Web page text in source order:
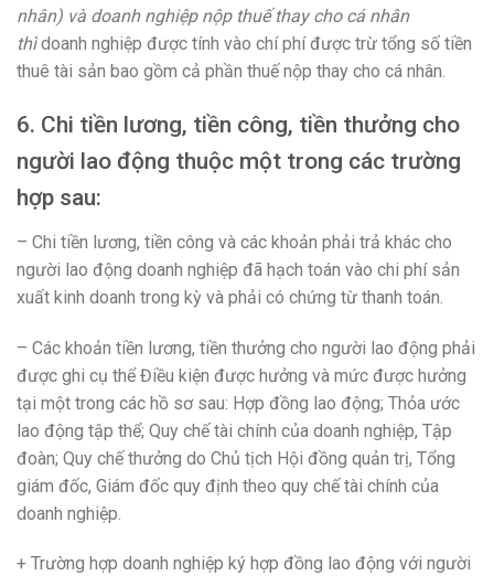
nhân) và doanh nghiệp nộp thuế thay cho cá nhân
thìdoanh nghiệp được tính vào chí phí được trừ tổng số tiền
thuê tài sản bao gồm cả phần thuế nộp thay cho cá nhân.
6. Chi tiền lương, tiền công, tiền thưởng cho
người lao động thuộc một trong các trường
hợp sau:
– Chi tiền lương, tiền công và các khoản phải trả khác cho
người lao động doanh nghiệp đã hạch toán vào chi phí sản
xuất kinh doanh trong kỳ và phải có chứng từ thanh toán.
– Các khoản tiền lương, tiền thưởng cho người lao động phải
được ghi cụ thể Điều kiện được hưởng và mức được hưởng
tại một trong các hồ sơ sau: Hợp đồng lao động; Thỏa ước
lao động tập thể; Quy chế tài chính của doanh nghiệp, Tập
đoàn; Quy chế thưởng do Chủ tịch Hội đồng quản trị, Tổng
giám đốc, Giám đốc quy định theo quy chế tài chính của
doanh nghiệp.
+ Trường hợp doanh nghiệp ký hợp đồng lao động với người